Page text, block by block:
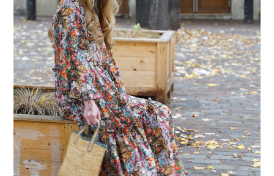
AJOUTANT MON PETIT
GRAIN DE FOLIE ET MES
PETITS TUYAUX…